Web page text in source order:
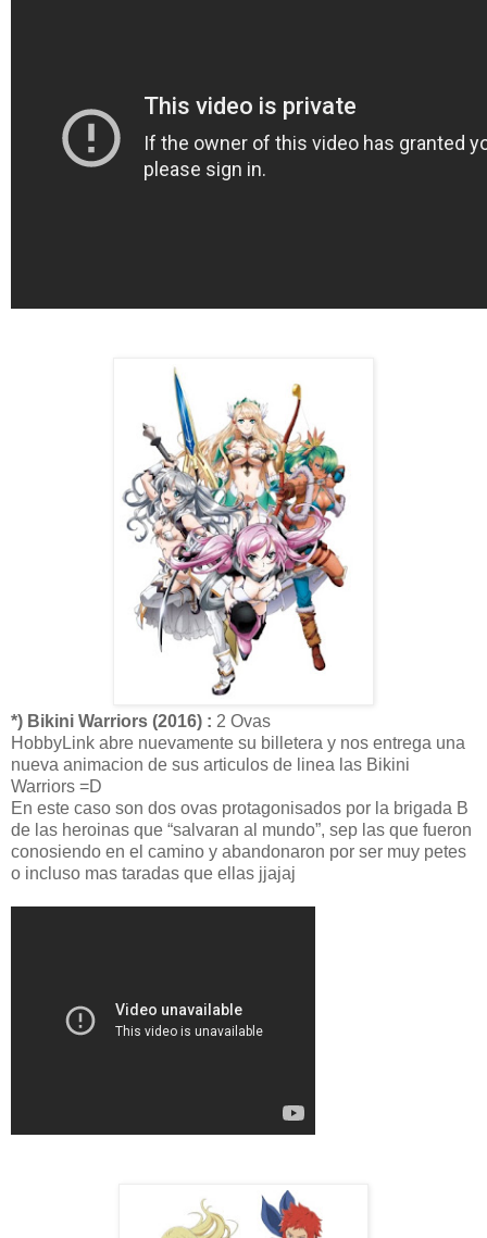
*) Bikini Warriors (2016) : 2 Ovas
HobbyLink abre nuevamente su billetera y nos entrega una
nueva animacion de sus articulos de linea las Bikini
Warriors =D
En este caso son dos ovas protagonisados por la brigada B
de las heroinas que “salvaran al mundo”, sep las que fueron
conosiendo en el camino y abandonaron por ser muy petes
o incluso mas taradas que ellas jjajaj